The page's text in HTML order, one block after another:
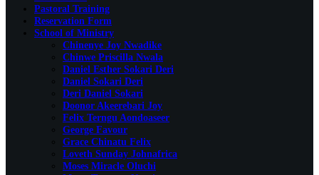
Pastoral Training
Reservation Form
School of Ministry
Chinenye Joy Nwadike
Chinwe Priscilla Nwala
Daniel Esther Sokari Deri
Daniel Sokari Deri
Deri Daniel Sokari
Doonor Akeerebari Joy
Felix Terngu Aondoaseer
George Favour
Grace Chinatu Felix
Loveth Sunday Johnafrica
Moses Miracle Oluchi